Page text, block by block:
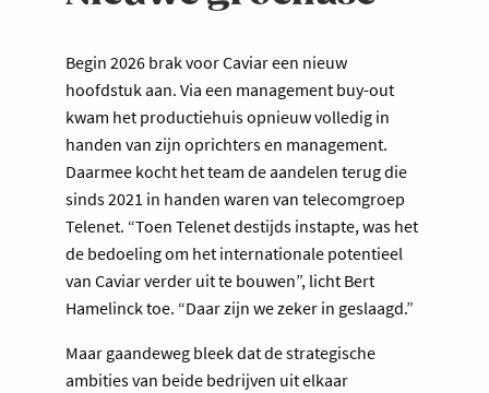
Begin 2026 brak voor Caviar een nieuw
hoofdstuk aan. Via een management buy-out
kwam het productiehuis opnieuw volledig in
handen van zijn oprichters en management.
Daarmee kocht het team de aandelen terug die
sinds 2021 in handen waren van telecomgroep
Telenet. “Toen Telenet destijds instapte, was het
de bedoeling om het internationale potentieel
van Caviar verder uit te bouwen”, licht Bert
Hamelinck toe. “Daar zijn we zeker in geslaagd.”
Maar gaandeweg bleek dat de strategische
ambities van beide bedrijven uit elkaar